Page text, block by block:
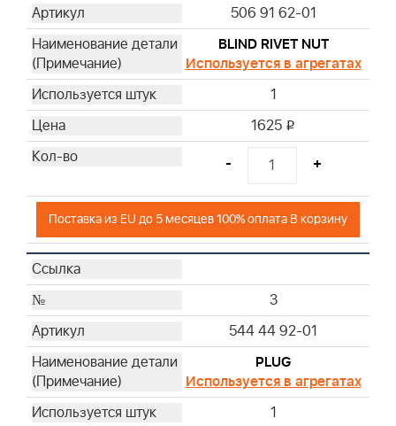
506 91 62-01
BLIND RIVET NUT
Используется в агрегатах
1
1625 i
- +
Поставка из EU до 5 месяцев 100% оплата В корзину
3
544 44 92-01
PLUG
Используется в агрегатах
1